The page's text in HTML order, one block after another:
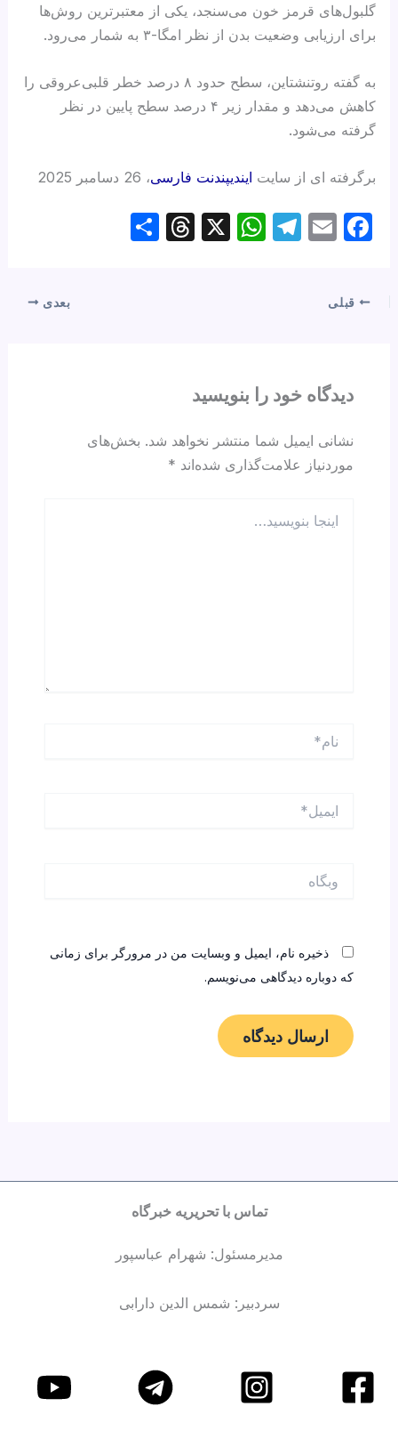
گلبول‌های قرمز خون می‌سنجد، یکی از معتبرترین روش‌ها
برای ارزیابی وضعیت بدن از نظر امگا-۳ به شمار می‌رود.
به گفته روتنشتاین، سطح حدود ۸ درصد خطر قلبی‌عروقی را
کاهش می‌دهد و مقدار زیر ۴ درصد سطح پایین در نظر
گرفته می‌شود.
برگرفته ای از سایت ایندیپندنت فارسی، 26 دسامبر 2025
F
e
o
k
E
T
W
p
X
T
قبلی بعدی
دیدگاه‌ خود را بنویسید
نشانی ایمیل شما منتشر نخواهد شد. بخش‌های
موردنیاز علامت‌گذاری شده‌اند *
بنویسید…
ذخیره نام، ایمیل و وبسایت من در مرورگر برای زمانی
که دوباره دیدگاهی می‌نویسم.
تماس با تحریریه خبرگاه
مدیرمسئول: شهرام عباسپور
سردبیر: شمس الدین دارابی